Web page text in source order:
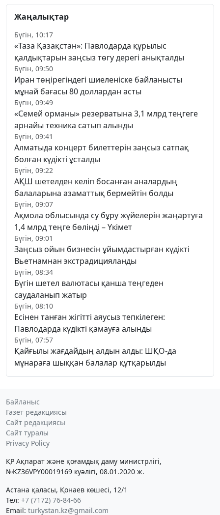
Жаңалықтар
Бүгін, 10:17
«Таза Қазақстан»: Павлодарда құрылыс
қалдықтарын заңсыз төгу дерегі анықталды
Бүгін, 09:50
Иран төңірегіндегі шиеленіске байланысты
мұнай бағасы 80 доллардан асты
Бүгін, 09:49
«Семей орманы» резерватына 3,1 млрд теңгеге
арнайы техника сатып алынды
Бүгін, 09:41
Алматыда концерт билеттерін заңсыз сатпақ
болған күдікті ұсталды
Бүгін, 09:22
АҚШ шетелден келіп босанған аналардың
балаларына азаматтық бермейтін болды
Бүгін, 09:07
Ақмола облысында су бұру жүйелерін жаңартуға
1,4 млрд теңге бөлінді – Үкімет
Бүгін, 09:01
Заңсыз ойын бизнесін ұйымдастырған күдікті
Вьетнамнан экстрадицияланды
Бүгін, 08:34
Бүгін шетел валютасы қанша теңгеден
саудаланып жатыр
Бүгін, 08:10
Есінен танған жігітті аяусыз тепкілеген:
Павлодарда күдікті қамауға алынды
Бүгін, 07:57
Қайғылы жағдайдың алдын алды: ШҚО-да
мұнараға шыққан балалар құтқарылды
Байланыс
Газет редакциясы
Сайт редакциясы
Сайт туралы
Privacy Policy
ҚР Ақпарат және қоғамдық даму министрлігі,
№KZ36VPY00019169 куәлігі, 08.01.2020 ж.
Астана қаласы, Қонаев көшесі, 12/1
Тел: +7 (7172) 76-84-66
Email: turkystan.kz@gmail.com